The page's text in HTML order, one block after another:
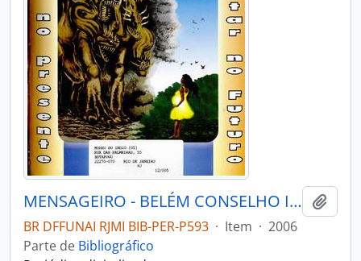
MENSAGEIRO - BELÉM CONSELHO INDIGENISTA MISSIONÁRIO - 2006 - Nº157
BR DFFUNAI RJMI BIB-PER-P593 · Item · 2006
Parte de Bibliográfico